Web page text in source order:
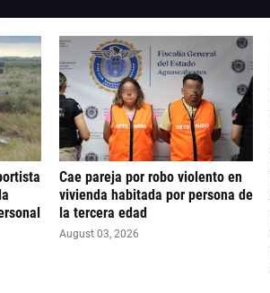
Cae pareja por robo violento en
vivienda habitada por persona de
la tercera edad
August 03, 2026